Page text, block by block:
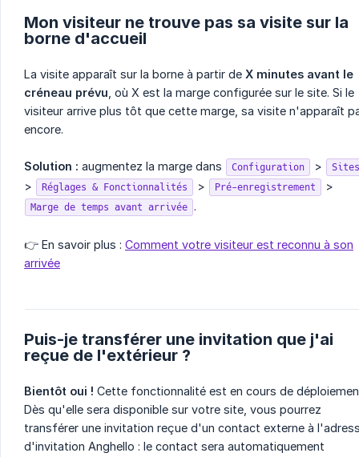
Mon visiteur ne trouve pas sa visite sur la
borne d'accueil
La visite apparaît sur la borne à partir de X minutes avant le
créneau prévu , où X est la marge configurée sur le site. Si le
visiteur arrive plus tôt que cette marge, sa visite n'apparaît
encore.
Solution : augmentez la marge dans Configuration > Sites
> Réglages & Fonctionnalités > Pré-enregistrement >
Marge de temps avant arrivée .
👉 En savoir plus : Comment votre visiteur est reconnu à son
arrivée
Puis-je transférer une invitation que j'ai
reçue de l'extérieur ?
Bientôt oui ! Cette fonctionnalité est en cours de
Dès qu'elle sera disponible sur votre site, vous pourrez
transférer une invitation reçue d'un contact externe à
d'invitation Anghello : le contact sera automatiquement